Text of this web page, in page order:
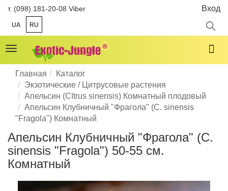
т. (098) 181-20-08 Viber
UA RU
Вход
Toggle
navigation
Главная
Каталог
Экзотические / Цитрусовые растения
Апельсин (Cītrus sinensis) Комнатный плодовый
Апельсин Клубничный "Фрагола" (C. sinensis
"Fragola") Комнатный
Апельсин Клубничный "Фрагола" (C.
sinensis "Fragola") 50-55 см.
Комнатный